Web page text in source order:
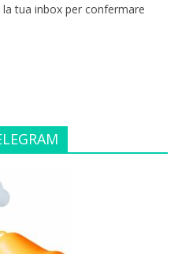
tua inbox per confermare